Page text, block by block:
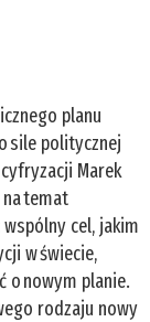
planu
sile politycznej
Marek
temat
cel, jakim
w świecie,
o nowym planie.
rodzaju nowy